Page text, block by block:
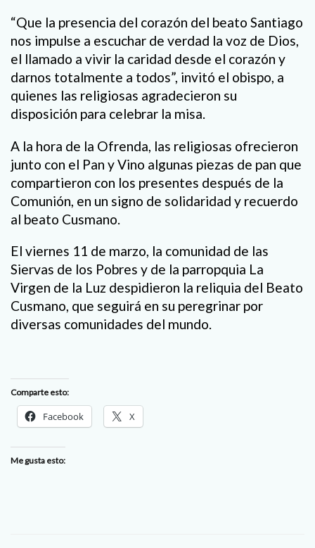
“Que la presencia del corazón del beato Santiago
nos impulse a escuchar de verdad la voz de Dios,
el llamado a vivir la caridad desde el corazón y
darnos totalmente a todos”, invitó el obispo, a
quienes las religiosas agradecieron su
disposición para celebrar la misa.
A la hora de la Ofrenda, las religiosas ofrecieron
junto con el Pan y Vino algunas piezas de pan que
compartieron con los presentes después de la
Comunión, en un signo de solidaridad y recuerdo
al beato Cusmano.
El viernes 11 de marzo, la comunidad de las
Siervas de los Pobres y de la parropquia La
Virgen de la Luz despidieron la reliquia del Beato
Cusmano, que seguirá en su peregrinar por
diversas comunidades del mundo.
Comparte esto:
Facebook X
Me gusta esto: